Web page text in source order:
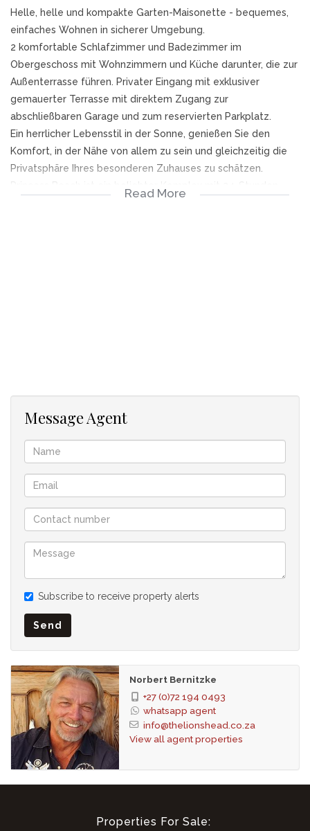
Helle, helle und kompakte Garten-Maisonette - bequemes,
einfaches Wohnen in sicherer Umgebung.
2 komfortable Schlafzimmer und Badezimmer im
Obergeschoss mit Wohnzimmern und Küche darunter, die zur
Außenterrasse führen. Privater Eingang mit exklusiver
gemauerter Terrasse mit direktem Zugang zur
abschließbaren Garage und zum reservierten Parkplatz.
Ein herrlicher Lebensstil in der Sonne, genießen Sie den
Komfort, in der Nähe von allem zu sein und gleichzeitig die
Privatsphäre Ihres besonderen Zuhauses zu schätzen.
Read More
Message Agent
Subscribe to receive property alerts
Send
Norbert Bernitzke
+27 (0)72 194 0493
whatsapp agent
info@thelionshead.co.za
View all agent properties
Properties For Sale: